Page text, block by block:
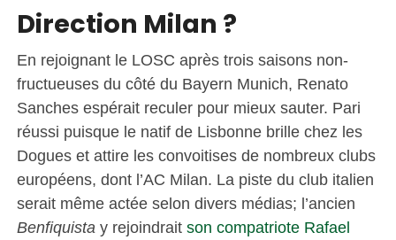
Direction Milan ?
En rejoignant le LOSC après trois saisons non-
fructueuses du côté du Bayern Munich, Renato
Sanches espérait reculer pour mieux sauter. Pari
réussi puisque le natif de Lisbonne brille chez les
Dogues et attire les convoitises de nombreux clubs
européens, dont l’AC Milan. La piste du club italien
serait même actée selon divers médias; l’ancien
Benfiquista y rejoindrait son compatriote Rafael